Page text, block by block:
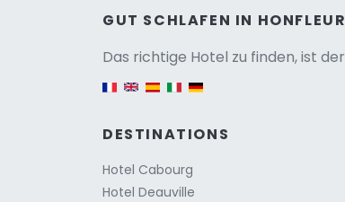
GUT SCHLAFEN IN HONFLEUR
Das richtige Hotel zu finden, ist
DESTINATIONS
Hotel Cabourg
Hotel Deauville